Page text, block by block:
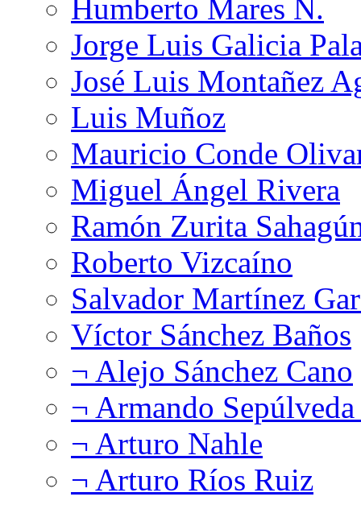
Humberto Mares N.
Jorge Luis Galicia
José Luis Montañez
Luis Muñoz
Mauricio Conde
Miguel Ángel Rivera
Ramón Zurita
Roberto Vizcaíno
Salvador Martínez
Víctor Sánchez Baños
¬ Alejo Sánchez Cano
¬ Armando
¬ Arturo Nahle
¬ Arturo Ríos Ruiz